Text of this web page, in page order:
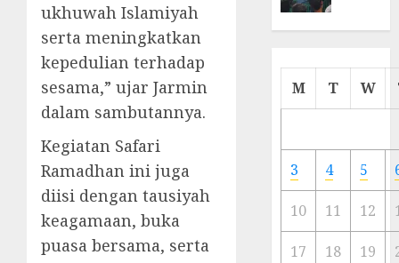
ukhuwah Islamiyah
serta meningkatkan
kepedulian terhadap
sesama,” ujar Jarmin
dalam sambutannya.
Kegiatan Safari
Ramadhan ini juga
diisi dengan tausiyah
keagamaan, buka
puasa bersama, serta
Cermin
Ibu
Kota
23/11/
M T W
3 4 5
10 11 12
17 18 19